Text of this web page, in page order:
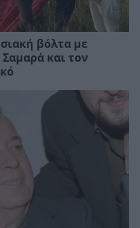
βόλτα με
και τον